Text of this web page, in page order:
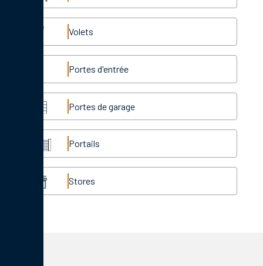
Volets
Portes d'entrée
Portes de garage
Portails
Stores